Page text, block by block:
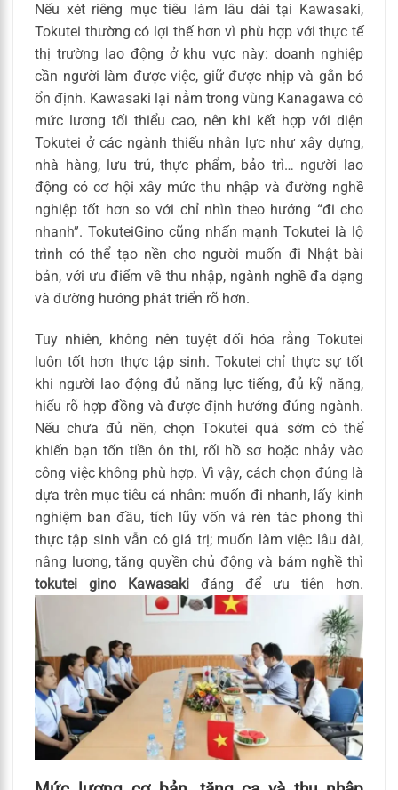
Nếu xét riêng mục tiêu làm lâu dài tại Kawasaki,
Tokutei thường có lợi thế hơn vì phù hợp với thực tế
thị trường lao động ở khu vực này: doanh nghiệp
cần người làm được việc, giữ được nhịp và gắn bó
ổn định. Kawasaki lại nằm trong vùng Kanagawa có
mức lương tối thiểu cao, nên khi kết hợp với diện
Tokutei ở các ngành thiếu nhân lực như xây dựng,
nhà hàng, lưu trú, thực phẩm, bảo trì… người lao
động có cơ hội xây mức thu nhập và đường nghề
nghiệp tốt hơn so với chỉ nhìn theo hướng “đi cho
nhanh”. TokuteiGino cũng nhấn mạnh Tokutei là lộ
trình có thể tạo nền cho người muốn đi Nhật bài
bản, với ưu điểm về thu nhập, ngành nghề đa dạng
và đường hướng phát triển rõ hơn.
Tuy nhiên, không nên tuyệt đối hóa rằng Tokutei
luôn tốt hơn thực tập sinh. Tokutei chỉ thực sự tốt
khi người lao động đủ năng lực tiếng, đủ kỹ năng,
hiểu rõ hợp đồng và được định hướng đúng ngành.
Nếu chưa đủ nền, chọn Tokutei quá sớm có thể
khiến bạn tốn tiền ôn thi, rối hồ sơ hoặc nhảy vào
công việc không phù hợp. Vì vậy, cách chọn đúng là
dựa trên mục tiêu cá nhân: muốn đi nhanh, lấy kinh
nghiệm ban đầu, tích lũy vốn và rèn tác phong thì
thực tập sinh vẫn có giá trị; muốn làm việc lâu dài,
nâng lương, tăng quyền chủ động và bám nghề thì
tokutei gino Kawasaki đáng để ưu tiên hơn.